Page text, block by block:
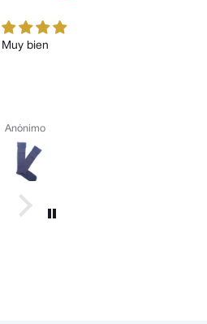
Muy bien
Anónimo